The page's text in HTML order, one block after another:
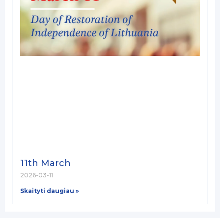
11th March
2026-03-11
Skaityti daugiau »